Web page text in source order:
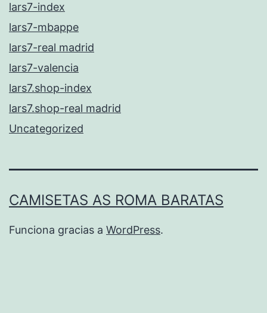
lars7-index
lars7-mbappe
lars7-real madrid
lars7-valencia
lars7.shop-index
lars7.shop-real madrid
Uncategorized
CAMISETAS AS ROMA BARATAS
Funciona gracias a WordPress.